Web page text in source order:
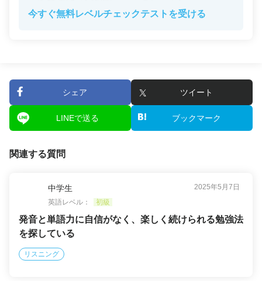
今すぐ無料レベルチェックテストを受ける
シェア ツイート
LINEで送る ブックマーク
関連する質問
中学生
2025年5月7日
英語レベル：
初級
発音と単語力に自信がなく、楽しく続けられる勉強法
を探している
リスニング